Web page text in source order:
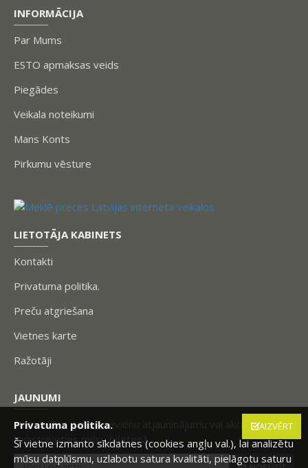
INFORMĀCIJA
Par Mums
ESTO apmaksas veids
Piegādes
Veikala noteikumi
Mans Konts
Pirkumu vēsture
LIETOTĀJA KABINETS
Kontakti
Privatuma politika.
Preču atgriešana
Vietnes karte
Ražotāji
JAUNUMI
Nepalaidiet garām nevienu atjauninājumu vai akciju,
reģistrējoties mūsu biļetenā.
AIZVĒRT
Privatuma politika.
Šī vietne izmanto sīkdatnes (cookies angļu val.), lai analizētu
mūsu datplūsmu, uzlabotu satura kvalitāti, pielāgotu saturu